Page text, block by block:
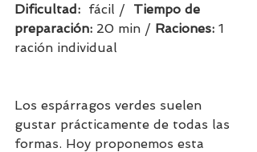
Dificultad: fácil / Tiempo de
preparación: 20 min / Raciones: 1
ración individual
Los espárragos verdes suelen
gustar prácticamente de todas las
formas. Hoy proponemos esta